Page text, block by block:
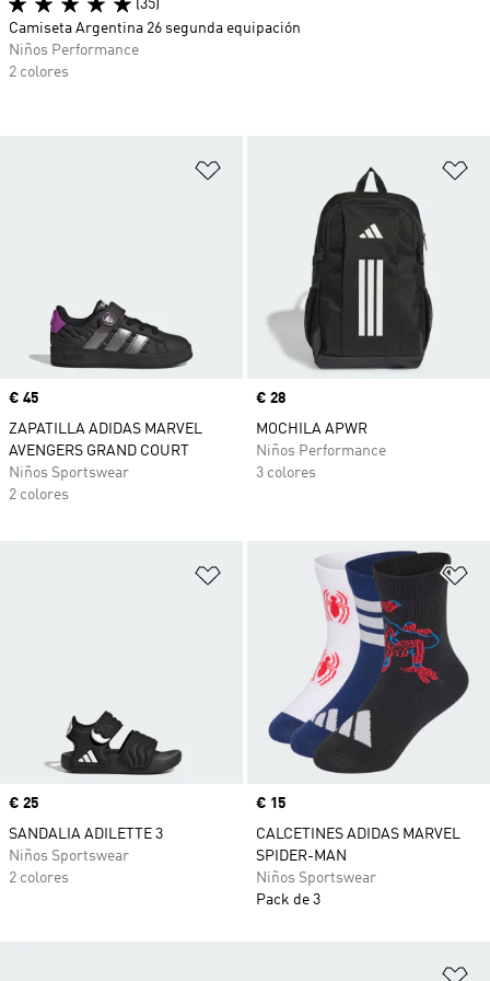
Añadir a la lista de deseos
Precio
€ 45
ZAPATILLA ADIDAS MARVEL
AVENGERS GRAND COURT
Niños Sportswear
2 colores
Precio
€ 28
MOCHILA APWR
Niños Performance
3 colores
Añadir a la lista de deseos
Precio
€ 25
SANDALIA ADILETTE 3
Niños Sportswear
2 colores
Precio
€ 15
CALCETINES ADIDAS MARVEL
SPIDER-MAN
Niños Sportswear
Pack de 3
(35)
Camiseta Argentina 26 segunda equipación
Niños Performance
2 colores